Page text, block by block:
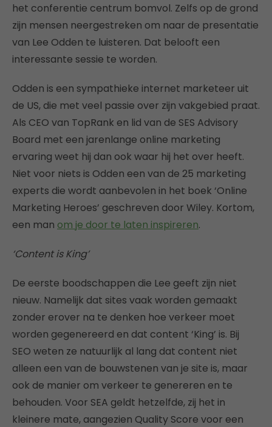
het conferentie centrum bomvol. Zelfs op de grond
zijn mensen neergestreken om naar de presentatie
van Lee Odden te luisteren. Dat belooft een
interessante sessie te worden.
Odden is een sympathieke internet marketeer uit
de US, die met veel passie over zijn vakgebied praat.
Als CEO van TopRank en lid van de SES Advisory
Board met een jarenlange online marketing
ervaring weet hij dan ook waar hij het over heeft.
Niet voor niets is Odden een van de 25 marketing
experts die wordt aanbevolen in het boek ‘Online
Marketing Heroes’ geschreven door Wiley. Kortom,
een man om je door te laten inspireren.
‘Content is King’
De eerste boodschappen die Lee geeft zijn niet
nieuw. Namelijk dat sites vaak worden gemaakt
zonder erover na te denken hoe verkeer moet
worden gegenereerd en dat content ‘King’ is. Bij
SEO weten ze natuurlijk al lang dat content niet
alleen een van de bouwstenen van je site is, maar
ook de manier om verkeer te genereren en te
behouden. Voor SEA geldt hetzelfde, zij het in
kleinere mate, aangezien Quality Score voor een